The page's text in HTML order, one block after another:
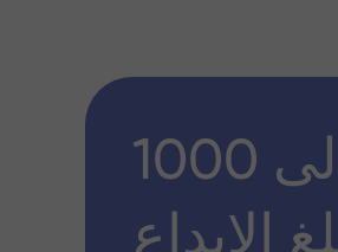
مكافأة إيداع تصل إلى 1000